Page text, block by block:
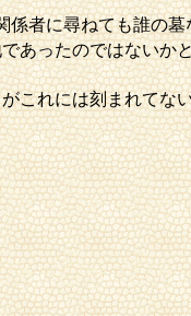
者に尋ねても誰の
あったのではないか
これには刻まれてな